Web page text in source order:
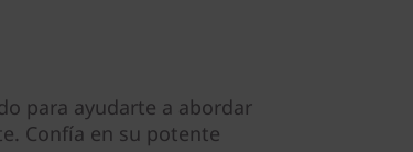
para ayudarte a abordar
Confía en su potente